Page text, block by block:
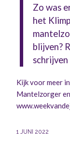
Zo was
het
blijven?
Kijk voor meer
Mantelzorger
1 JUNI 2022